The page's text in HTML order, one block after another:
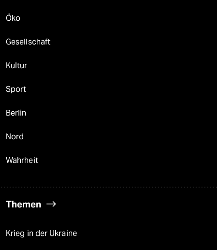
Öko
Gesellschaft
Kultur
Sport
Berlin
Nord
Wahrheit
Themen
Krieg in der Ukraine